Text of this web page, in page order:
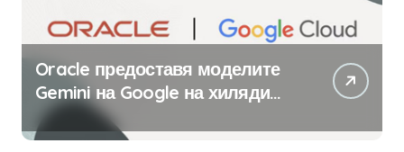
Oracle предоставя моделите
Gemini на Google на хиляди
клиенти на бизнес
приложения